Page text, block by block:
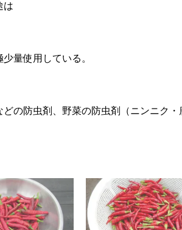
は
量使用している。
の防虫剤、野菜の防虫剤（ニンニク・